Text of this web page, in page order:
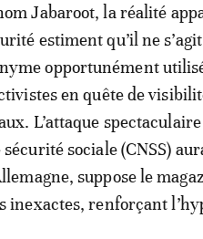
Jabaroot, la réalité
estiment qu’il ne
opportunément
en quête de
L’attaque
sociale (CNSS)
suppose le
inexactes, renforçant